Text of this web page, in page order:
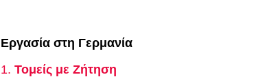
Εργασία στη Γερμανία
1. Τομείς με Ζήτηση